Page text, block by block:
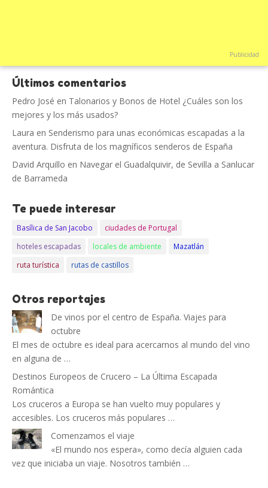
Publicidad
Últimos comentarios
Pedro José en Talonarios y Bonos de Hotel ¿Cuáles son los
mejores y los más usados?
Laura en Senderismo para unas económicas escapadas a la
aventura. Disfruta de los magníficos senderos de España
David Arquillo en Navegar el Guadalquivir, de Sevilla a Sanlucar
de Barrameda
Te puede interesar
Basílica de San Jacobo
ciudades de Portugal
hoteles escapadas
locales de ambiente
Mazatlán
ruta turística
rutas de castillos
Otros reportajes
De vinos por el centro de España. Viajes para
octubre
El mes de octubre es ideal para acercarnos al mundo del vino
en alguna de …
Destinos Europeos de Crucero – La Última Escapada
Romántica
Los cruceros a Europa se han vuelto muy populares y
accesibles. Los cruceros más populares …
Comenzamos el viaje
«El mundo nos espera», como decía alguien cada
vez que iniciaba un viaje. Nosotros también …